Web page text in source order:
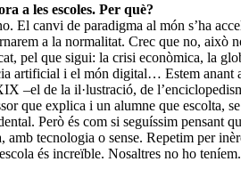
a les escoles. Per què?
El canvi de paradigma al món s’ha
a la normalitat. Crec que no, això
pel que sigui: la crisi econòmica, la
artificial i el món digital… Estem anant
–el de la il·lustració, de
que explica i un alumne que escolta,
Però és com si seguíssim pensant
tecnologia o sense. Repetim per
és increïble. Nosaltres no ho